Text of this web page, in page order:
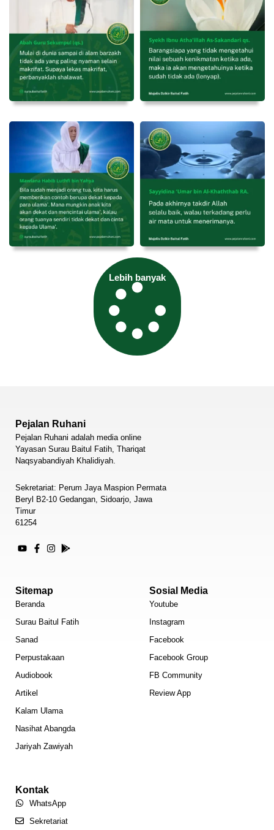
Lebih banyak
Pejalan Ruhani
Pejalan Ruhani adalah media online
Yayasan Surau Baitul Fatih, Thariqat
Naqsyabandiyah Khalidiyah.
Sekretariat: Perum Jaya Maspion Permata
Beryl B2-10 Gedangan, Sidoarjo, Jawa
Timur
61254
Sitemap
Beranda
Surau Baitul Fatih
Sanad
Perpustakaan
Audiobook
Artikel
Kalam Ulama
Nasihat Abangda
Jariyah Zawiyah
Sosial Media
Youtube
Instagram
Facebook
Facebook Group
FB Community
Review App
Kontak
WhatsApp
Sekretariat